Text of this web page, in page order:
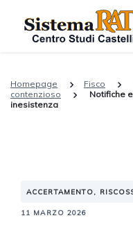
Homepage Fisco
contenzioso
Notifiche
inesistenza
ACCERTAMENTO,
11 MARZO 2026